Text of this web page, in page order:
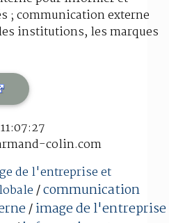
; communication externe
institutions, les marques
colin.com
de l'entreprise et
/communication
/image de l'entreprise